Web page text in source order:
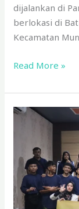
dijalankan di
berlokasi di
Kecamatan
Read More »
Gathering
Yatim,
BSI
Area
Rawamangun